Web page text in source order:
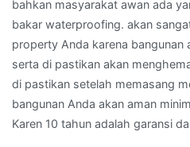
bahkan masyarakat awan ada
bakar waterproofing. akan
property Anda karena bangunan
serta di pastikan akan
di pastikan setelah memasang
bangunan Anda akan aman
Karen 10 tahun adalah garansi